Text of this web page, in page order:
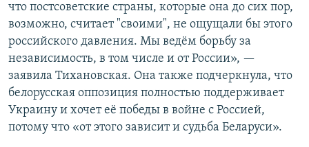
что постсоветские страны, которые она до сих пор,
возможно, считает "своими", не ощущали бы этого
российского давления. Мы ведём борьбу за
независимость, в том числе и от России», —
заявила Тихановская. Она также подчеркнула, что
белорусская оппозиция полностью поддерживает
Украину и хочет её победы в войне с Россией,
потому что «от этого зависит и судьба Беларуси».